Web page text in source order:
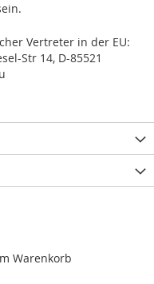
Vertreter in der EU:
Str 14, D-85521
Warenkorb